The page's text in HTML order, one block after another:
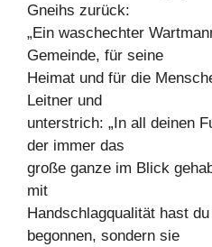
Gneihs zurück:
„Ein waschechter
Gemeinde, für seine
Heimat und für die
Leitner und
unterstrich: „In all deinen
der immer das
große ganze im Blick
mit
Handschlagqualität hast
begonnen, sondern sie